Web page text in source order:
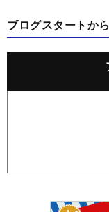
ブログスタートから